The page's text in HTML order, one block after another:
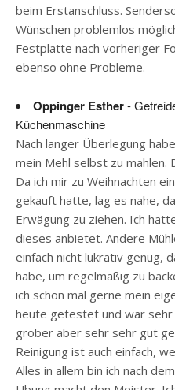
beim Erstanschluss.
Wünschen problemlos
Festplatte nach vorheriger
ebenso ohne Probleme.
Oppinger Esther-
Küchenmaschine
Nach langer Überlegung
mein Mehl selbst zu mahlen.
Da ich mir zu Weihnachten
gekauft hatte, lag es nahe,
Erwägung zu ziehen. Ich
dieses anbietet. Andere
einfach nicht lukrativ genug,
habe, um regelmäßig zu
ich schon mal gerne mein
heute getestet und war
grober aber sehr sehr gut
Reinigung ist auch einfach,
Alles in allem bin ich nach